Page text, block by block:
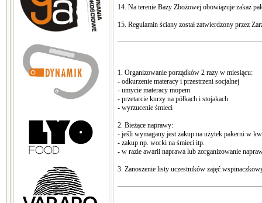
14. Na terenie Bazy Zbożowej obowiązuje zakaz
15. Regulamin ściany został zatwierdzony przez
1. Organizowanie porządków 2 razy w miesiącu:
- odkurzenie materacy i przestrzeni socjalnej
- umycie materacy mopem
- przetarcie kurzy na półkach i stojakach
- wyrzucenie śmieci
2. Bieżące naprawy:
- jeśli wymagany jest zakup na użytek pakerni w
- zakup np. worki na śmieci itp.
- w razie awarii naprawa lub zorganizowanie
3. Zanoszenie listy uczestników zajęć